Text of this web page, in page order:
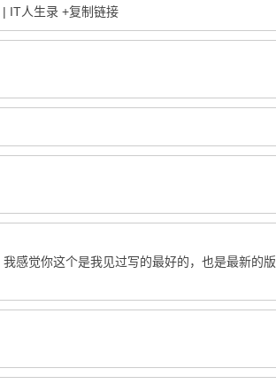
IT人生录 +复制链接
感觉你这个是我见过写的最好的，也是最新的版